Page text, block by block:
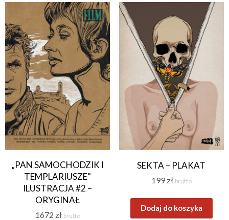
„PAN SAMOCHODZIK I
TEMPLARIUSZE”
ILUSTRACJA #2 –
ORYGINAŁ
1672 zł brutto
SEKTA – PLAKAT
199 zł brutto
Dodaj do koszyka